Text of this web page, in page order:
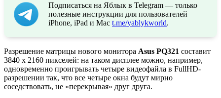
Подписаться на Яблык в Telegram — только
полезные инструкции для пользователей
iPhone, iPad и Mac t.me/yablykworld.
Разрешение матрицы нового монитора Asus PQ321 составит
3840 х 2160 пикселей: на таком дисплее можно, например,
одновременно проигрывать четыре видеофайла в FullHD-
разрешении так, что все четыре окна будут мирно
соседствовать, не «перекрывая» друг друга.